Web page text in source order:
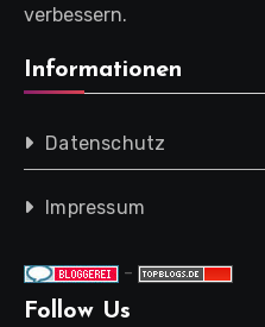
verbessern.
Informationen
Datenschutz
Impressum
-
Follow Us